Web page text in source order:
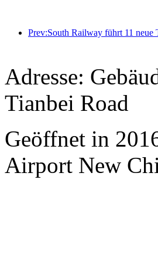
Adresse:
Tianbei Road
Geöffnet in
Airport New